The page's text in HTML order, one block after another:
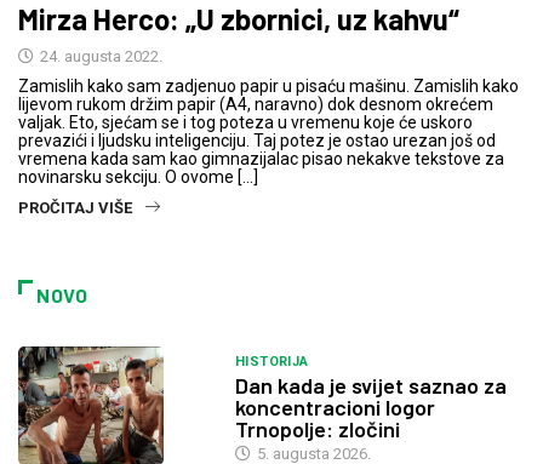
Mirza Herco: „U zbornici, uz kahvu“
24. augusta 2022.
Zamislih kako sam zadjenuo papir u pisaću mašinu. Zamislih kako
lijevom rukom držim papir (A4, naravno) dok desnom okrećem
valjak. Eto, sjećam se i tog poteza u vremenu koje će uskoro
prevazići i ljudsku inteligenciju. Taj potez je ostao urezan još od
vremena kada sam kao gimnazijalac pisao nekakve tekstove za
novinarsku sekciju. O ovome […]
PROČITAJ VIŠE
NOVO
HISTORIJA
Dan kada je svijet saznao za
koncentracioni logor
Trnopolje: zločini
5. augusta 2026.